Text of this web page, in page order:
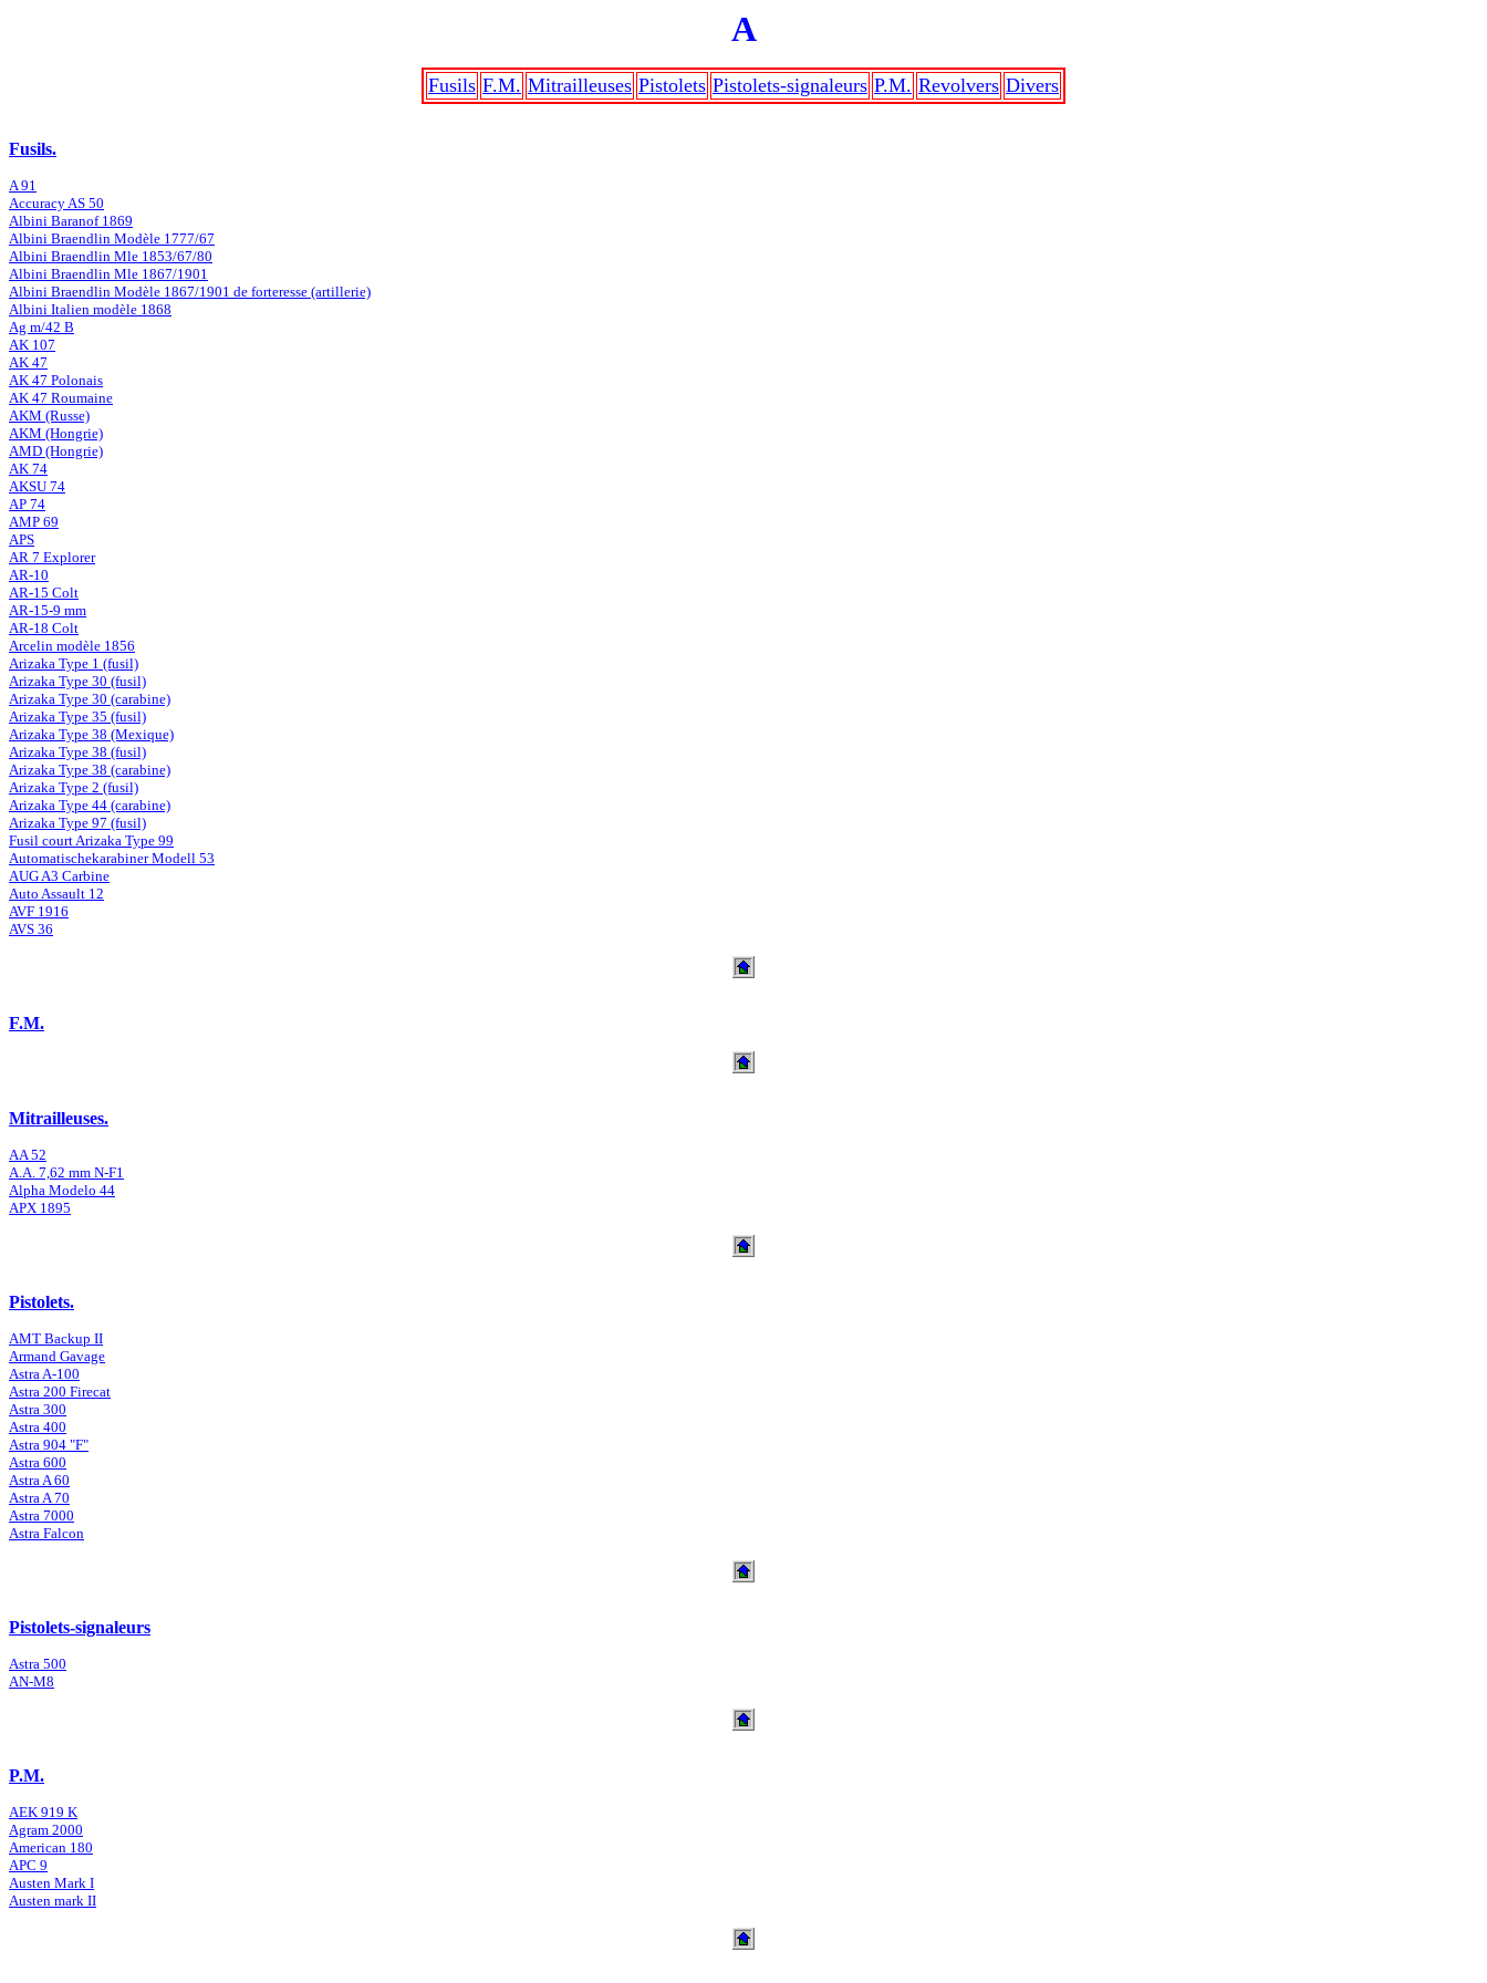
A
Fusils F.M. Mitrailleuses Pistolets Pistolets-signaleurs P.M. Revolvers Divers
Fusils.
A 91
Accuracy AS 50
Albini Baranof 1869
Albini Braendlin Modèle 1777/67
Albini Braendlin Mle 1853/67/80
Albini Braendlin Mle 1867/1901
Albini Braendlin Modèle 1867/1901 de forteresse (artillerie)
Albini Italien modèle 1868
Ag m/42 B
AK 107
AK 47
AK 47 Polonais
AK 47 Roumaine
AKM (Russe)
AKM (Hongrie)
AMD (Hongrie)
AK 74
AKSU 74
AP 74
AMP 69
APS
AR 7 Explorer
AR-10
AR-15 Colt
AR-15-9 mm
AR-18 Colt
Arcelin modèle 1856
Arizaka Type 1 (fusil)
Arizaka Type 30 (fusil)
Arizaka Type 30 (carabine)
Arizaka Type 35 (fusil)
Arizaka Type 38 (Mexique)
Arizaka Type 38 (fusil)
Arizaka Type 38 (carabine)
Arizaka Type 2 (fusil)
Arizaka Type 44 (carabine)
Arizaka Type 97 (fusil)
Fusil court Arizaka Type 99
Automatischekarabiner Modell 53
AUG A3 Carbine
Auto Assault 12
AVF 1916
AVS 36
F.M.
Mitrailleuses.
AA 52
A.A. 7,62 mm N-F1
Alpha Modelo 44
APX 1895
Pistolets.
AMT Backup II
Armand Gavage
Astra A-100
Astra 200 Firecat
Astra 300
Astra 400
Astra 904 "F"
Astra 600
Astra A 60
Astra A 70
Astra 7000
Astra Falcon
Pistolets-signaleurs
Astra 500
AN-M8
P.M.
AEK 919 K
Agram 2000
American 180
APC 9
Austen Mark I
Austen mark II